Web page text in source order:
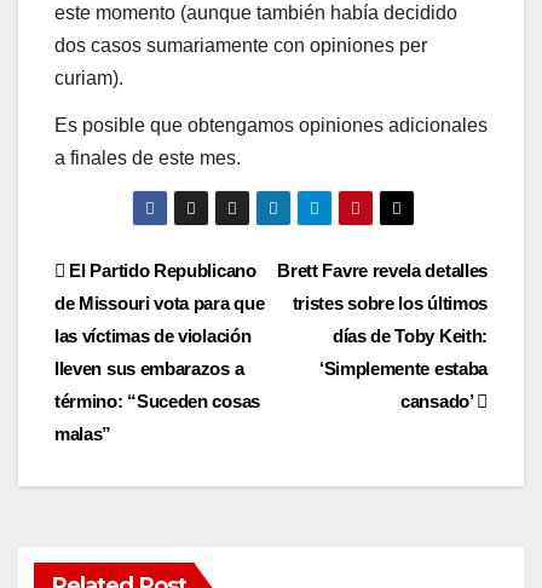
este momento (aunque también había decidido
dos casos sumariamente con opiniones per
curiam).
Es posible que obtengamos opiniones adicionales
a finales de este mes.
Post
navigation
Brett Favre revela detalles
tristes sobre los últimos
días de Toby Keith:
‘Simplemente estaba
cansado’
El Partido Republicano
de Missouri vota para que
las víctimas de violación
lleven sus embarazos a
término: “Suceden cosas
malas”